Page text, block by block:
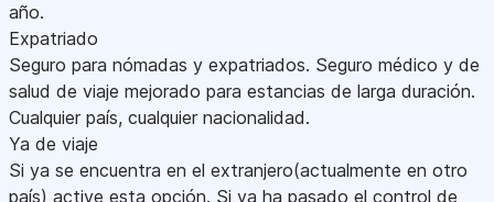
año.
Expatriado
Seguro para nómadas y expatriados. Seguro médico y de
salud de viaje mejorado para estancias de larga duración.
Cualquier país, cualquier nacionalidad.
Ya de viaje
Si ya se encuentra en el extranjero(actualmente en otro
país) active esta opción. Si ya ha pasado el control de